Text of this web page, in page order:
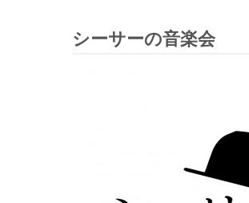
シーサーの音楽会